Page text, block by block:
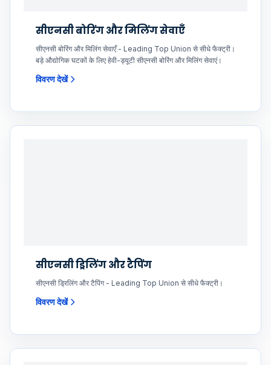
सीएनसी बोरिंग और मिलिंग सेवाएँ
सीएनसी बोरिंग और मिलिंग सेवाएँ - Leading Top Union से सीधे फैक्ट्री।
बड़े औद्योगिक घटकों के लिए हेवी-ड्यूटी सीएनसी बोरिंग और मिलिंग सेवाएं।
विवरण देखें
सीएनसी ड्रिलिंग और टैपिंग
सीएनसी ड्रिलिंग और टैपिंग - Leading Top Union से सीधे फैक्ट्री।
विवरण देखें